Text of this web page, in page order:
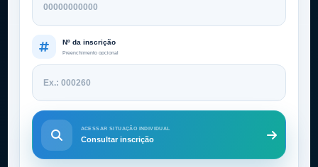
Nº da inscrição
Preenchimento opcional
ACESSAR SITUAÇÃO INDIVIDUAL
Consultar inscrição